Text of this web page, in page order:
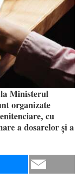
Ministerul
organizate
cu
a dosarelor și a